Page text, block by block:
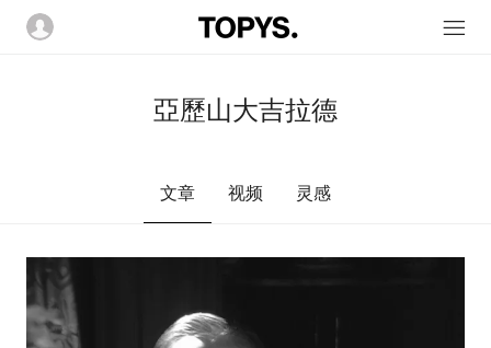
亞歷山大吉拉德
文章 视频 灵感